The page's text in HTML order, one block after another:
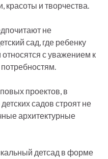
красоты и творчества.
не
сад, где ребенку
с уважением к
проектов, в
садов строят не
архитектурные
детсад в форме